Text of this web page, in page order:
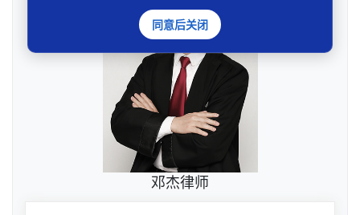
邓杰律师
同意后关闭